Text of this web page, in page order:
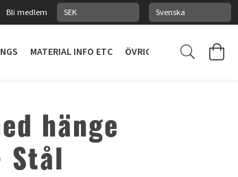
Bli medlem
MATERIAL INFO ETC ÖVRIGT
hänge
Stål